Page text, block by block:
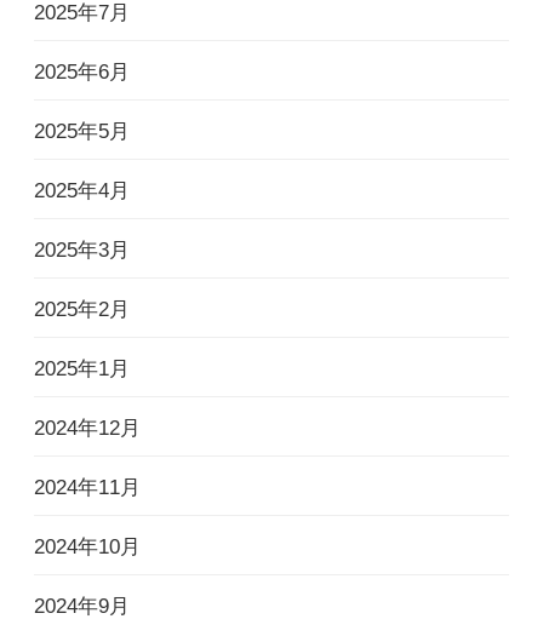
2025年7月
2025年6月
2025年5月
2025年4月
2025年3月
2025年2月
2025年1月
2024年12月
2024年11月
2024年10月
2024年9月